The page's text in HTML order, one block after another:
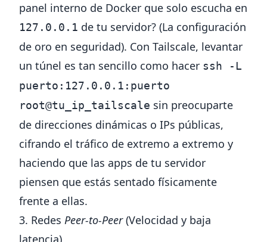
panel interno de Docker que solo escucha en
127.0.0.1 de tu servidor? (La configuración
de oro en seguridad). Con Tailscale, levantar
un túnel es tan sencillo como hacer ssh -L
puerto:127.0.0.1:puerto
root@tu_ip_tailscale sin preocuparte
de direcciones dinámicas o IPs públicas,
cifrando el tráfico de extremo a extremo y
haciendo que las apps de tu servidor
piensen que estás sentado físicamente
frente a ellas.
3. Redes Peer-to-Peer(Velocidad y baja
latencia)